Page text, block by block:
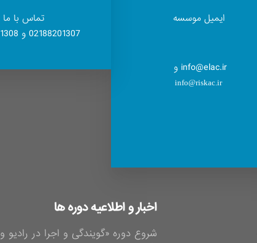
ایمیل موسسه
info@elac.ir و
info@riskac.ir
تماس با ما
02188201307 و 02188201308
اخبار و اطلاعیه دوره ها
شروع دوره «گویندگی و اجرا در رادیو و